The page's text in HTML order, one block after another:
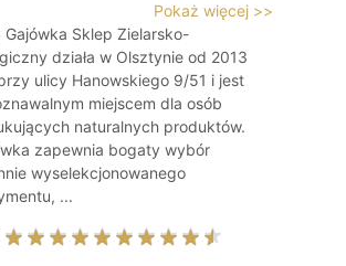
Pokaż więcej >>
Gajówka Sklep Zielarsko-
działa w Olsztynie od 2013
ulicy Hanowskiego 9/51 i jest
miejscem dla osób
naturalnych produktów.
zapewnia bogaty wybór
wyselekcjonowanego
...